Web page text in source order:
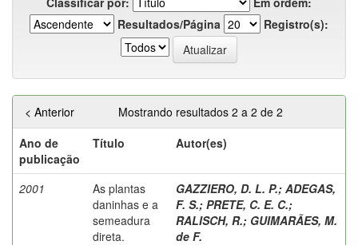
Resultados/Página
Registro(s):
Mostrando resultados 2 a 2 de 2
< Anterior
Ano de
publicação
Título Autor(es)
2001
As plantas
daninhas e a
semeadura
direta.
GAZZIERO, D. L. P.; ADEGAS,
F. S.; PRETE, C. E. C.;
RALISCH, R.; GUIMARÃES, M.
de F.